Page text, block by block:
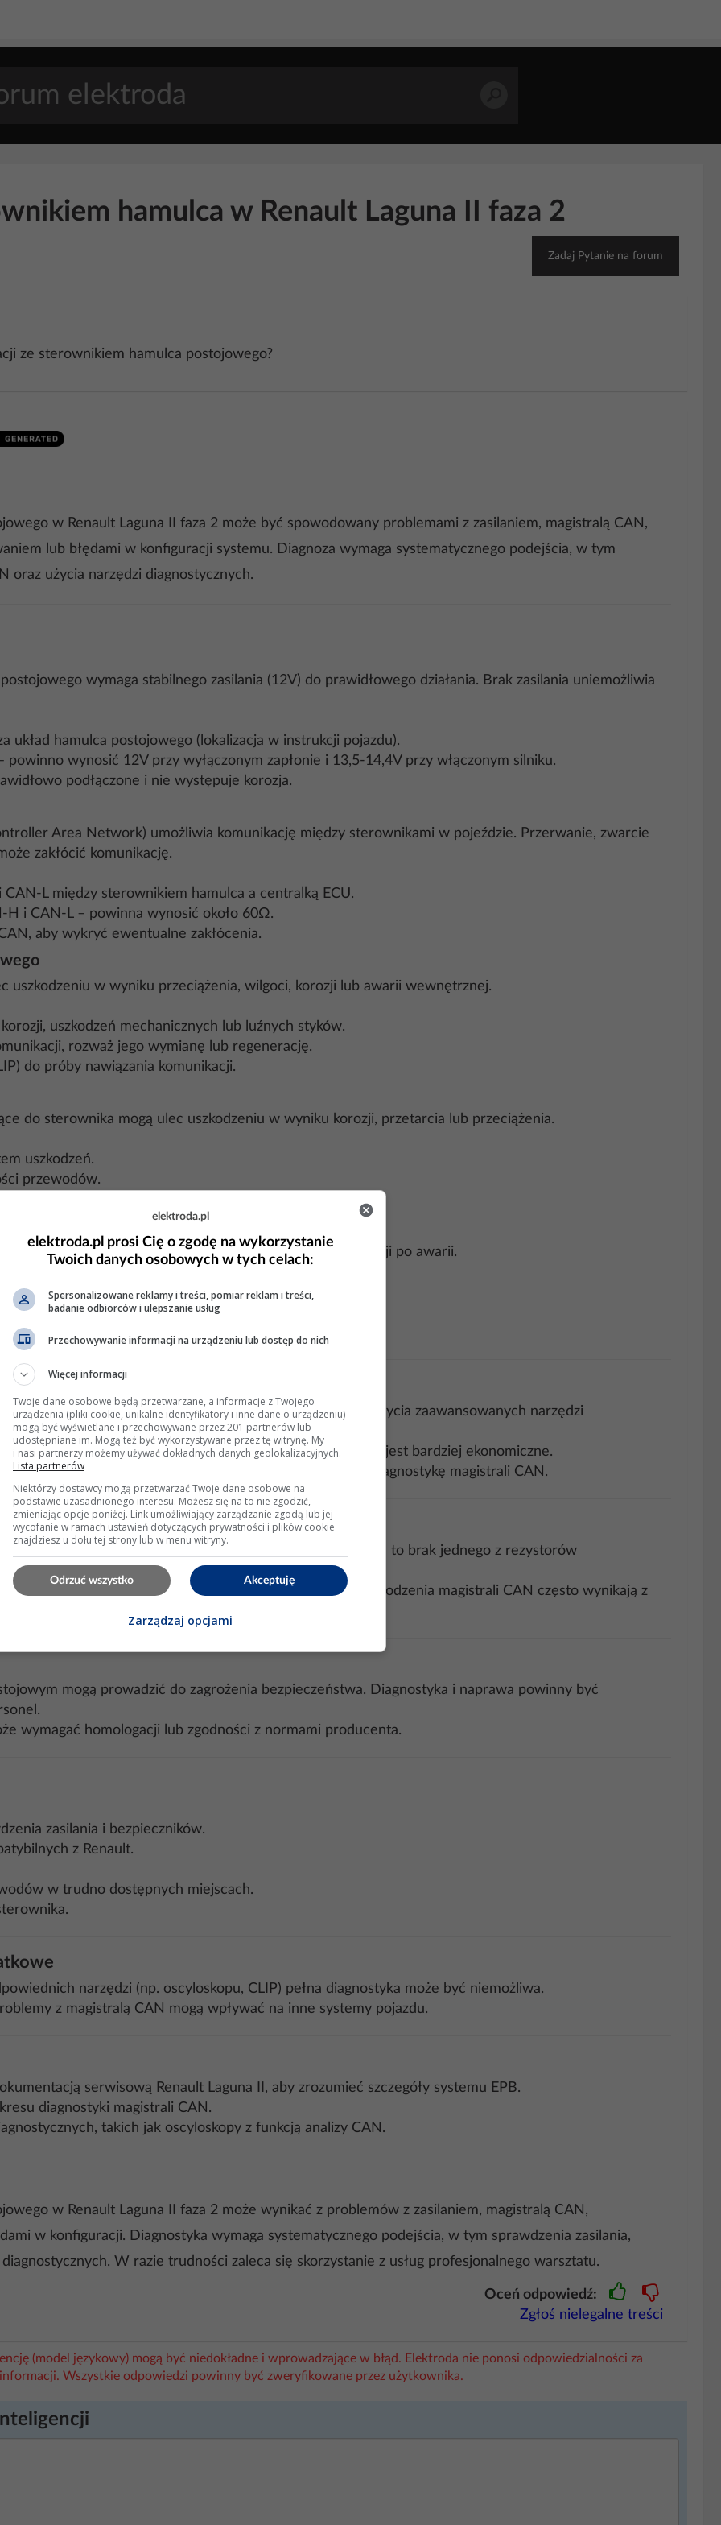
hamulca w Renault Laguna II faza 2
Zadaj Pytanie na forum
ze sterownikiem hamulca postojowego?
w Renault Laguna II faza 2 może być spowodowany problemami z zasilaniem, magistralą CAN,
lub błędami w konfiguracji systemu. Diagnoza wymaga systematycznego podejścia, w tym
oraz użycia narzędzi diagnostycznych.
wymaga stabilnego zasilania (12V) do prawidłowego działania. Brak zasilania uniemożliwia
układ hamulca postojowego (lokalizacja w instrukcji pojazdu).
wynosić 12V przy wyłączonym zapłonie i 13,5-14,4V przy włączonym silniku.
podłączone i nie występuje korozja.
Area Network) umożliwia komunikację między sterownikami w pojeździe. Przerwanie, zwarcie
zakłócić komunikację.
L między sterownikiem hamulca a centralką ECU.
i CAN-L – powinna wynosić około 60Ω.
aby wykryć ewentualne zakłócenia.
uszkodzeniu w wyniku przeciążenia, wilgoci, korozji lub awarii wewnętrznej.
uszkodzeń mechanicznych lub luźnych styków.
rozważ jego wymianę lub regenerację.
do próby nawiązania komunikacji.
do sterownika mogą ulec uszkodzeniu w wyniku korozji, przetarcia lub przeciążenia.
uszkodzeń.
przewodów.
aktualizacji oprogramowania lub ponownej konfiguracji po awarii.
oprogramowania.
(np. odłączenie akumulatora na 10-15 minut).
zaprogramowany po ewentualnej wymianie.
pojazdy, takie jak Renault Laguna II, wymagają użycia zaawansowanych narzędzi
problemów z magistralą CAN i sterownikami.
się regenerację sterowników zamiast ich wymiany, co jest bardziej ekonomiczne.
w warsztatach pozwala na bardziej precyzyjną diagnostykę magistrali CAN.
między CAN-H i CAN-L wynosi 120Ω zamiast 60Ω, oznacza to brak jednego z rezystorów
Podobne problemy występują w Renault Scenic II, gdzie uszkodzenia magistrali CAN często wynikają z
mogą prowadzić do zagrożenia bezpieczeństwa. Diagnostyka i naprawa powinny być
wymagać homologacji lub zgodności z normami producenta.
zasilania i bezpieczników.
z Renault.
w trudno dostępnych miejscach.
narzędzi (np. oscyloskopu, CLIP) pełna diagnostyka może być niemożliwa.
z magistralą CAN mogą wpływać na inne systemy pojazdu.
serwisową Renault Laguna II, aby zrozumieć szczegóły systemu EPB.
diagnostyki magistrali CAN.
takich jak oscyloskopy z funkcją analizy CAN.
w Renault Laguna II faza 2 może wynikać z problemów z zasilaniem, magistralą CAN,
w konfiguracji. Diagnostyka wymaga systematycznego podejścia, w tym sprawdzenia zasilania,
W razie trudności zaleca się skorzystanie z usług profesjonalnego warsztatu.
Oceń odpowiedź:
Zgłoś nielegalne treści
(model językowy) mogą być niedokładne i wprowadzające w błąd. Elektroda nie ponosi odpowiedzialności za
Wszystkie odpowiedzi powinny być zweryfikowane przez użytkownika.
elektroda.pl
elektroda.pl prosi Cię o zgodę na wykorzystanie
Twoich danych osobowych w tych celach:
Spersonalizowane reklamy i treści, pomiar reklam i treści,
badanie odbiorców i ulepszanie usług
Przechowywanie informacji na urządzeniu lub dostęp do nich
Więcej informacji
Twoje dane osobowe będą przetwarzane, a informacje z Twojego
urządzenia (pliki cookie, unikalne identyfikatory i inne dane o urządzeniu)
mogą być wyświetlane i przechowywane przez 201 partnerów lub
udostępniane im. Mogą też być wykorzystywane przez tę witrynę. My
i nasi partnerzy możemy używać dokładnych danych geolokalizacyjnych.
Lista partnerów
Niektórzy dostawcy mogą przetwarzać Twoje dane osobowe na
podstawie uzasadnionego interesu. Możesz się na to nie zgodzić,
zmieniając opcje poniżej. Link umożliwiający zarządzanie zgodą lub jej
wycofanie w ramach ustawień dotyczących prywatności i plików cookie
znajdziesz u dołu tej strony lub w menu witryny.
Akceptuję
Odrzuć wszystko
Zarządzaj opcjami